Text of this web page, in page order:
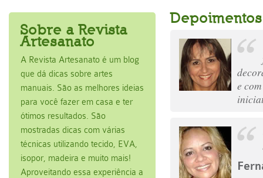
Sobre a Revista
Artesanato
A Revista Artesanato é um blog
que dá dicas sobre artes
manuais. São as melhores ideias
para você fazer em casa e ter
ótimos resultados. São
mostradas dicas com várias
técnicas utilizando tecido, EVA,
isopor, madeira e muito mais!
Aproveitando essa experiência a
e